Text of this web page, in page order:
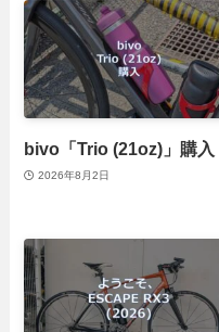
bivo「Trio (21oz)」購入
2026年8月2日